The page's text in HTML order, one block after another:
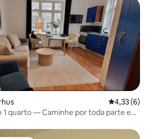
4,33 de
4,33 (6)
1 quarto — Caminhe por toda parte em